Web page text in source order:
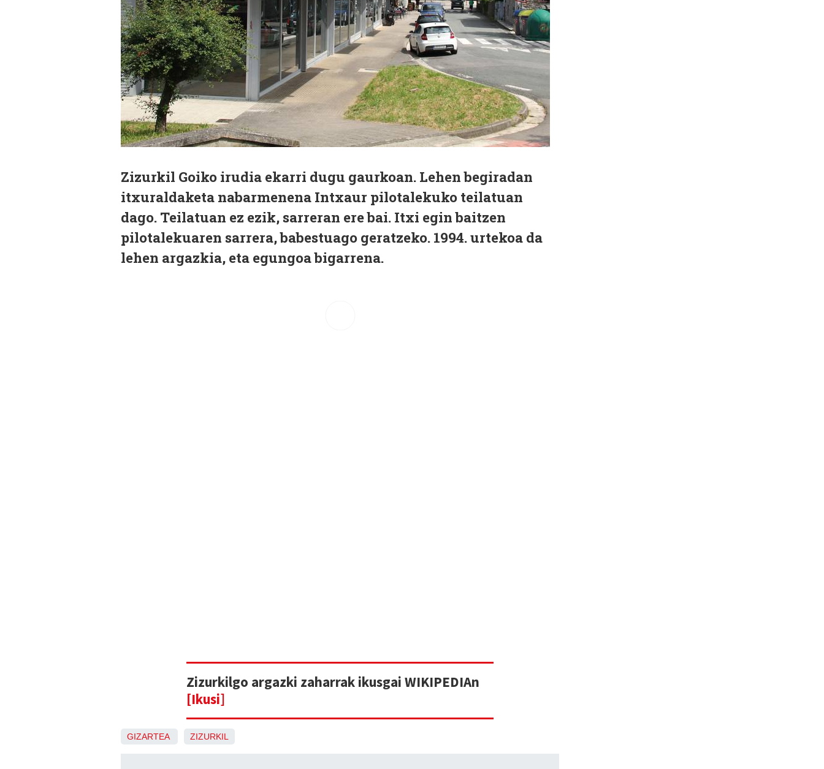
Zizurkil Goiko irudia ekarri dugu gaurkoan. Lehen begiradan
itxuraldaketa nabarmenena Intxaur pilotalekuko teilatuan
dago. Teilatuan ez ezik, sarreran ere bai. Itxi egin baitzen
pilotalekuaren sarrera, babestuago geratzeko. 1994. urtekoa da
lehen argazkia, eta egungoa bigarrena.
Zizurkilgo argazki zaharrak ikusgai WIKIPEDIAn
[Ikusi]
GIZARTEA ZIZURKIL